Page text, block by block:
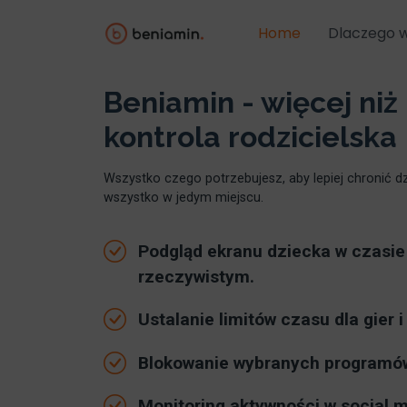
Home Dlaczego
Beniamin - więcej niż
kontrola rodzicielska
Wszystko czego potrzebujesz, aby lepiej chronić
wszystko w jedym miejscu.
Podgląd ekranu dziecka w czasie
rzeczywistym.
Ustalanie limitów czasu dla gier
Blokowanie wybranych